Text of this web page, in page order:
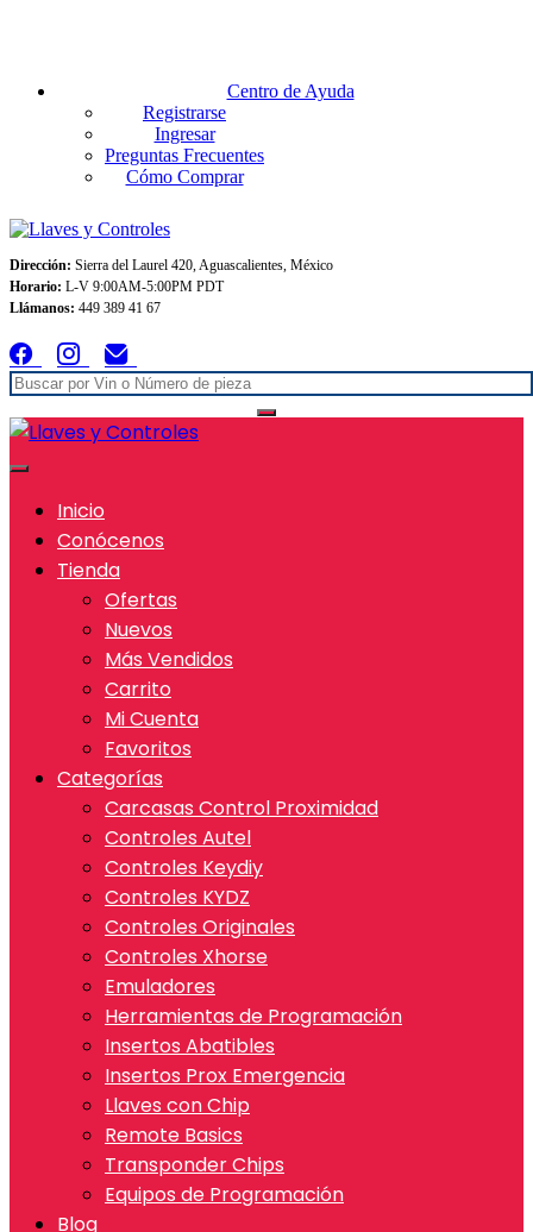
Centro de Ayuda
Registrarse
Ingresar
Preguntas Frecuentes
Cómo Comprar
Dirección: Sierra del Laurel 420, Aguascalientes, México
Horario: L-V 9:00AM-5:00PM PDT
Llámanos: 449 389 41 67
Inicio
Conócenos
Tienda
Ofertas
Nuevos
Más Vendidos
Carrito
Mi Cuenta
Favoritos
Categorías
Carcasas Control Proximidad
Controles Autel
Controles Keydiy
Controles KYDZ
Controles Originales
Controles Xhorse
Emuladores
Herramientas de Programación
Insertos Abatibles
Insertos Prox Emergencia
Llaves con Chip
Remote Basics
Transponder Chips
Equipos de Programación
Blog